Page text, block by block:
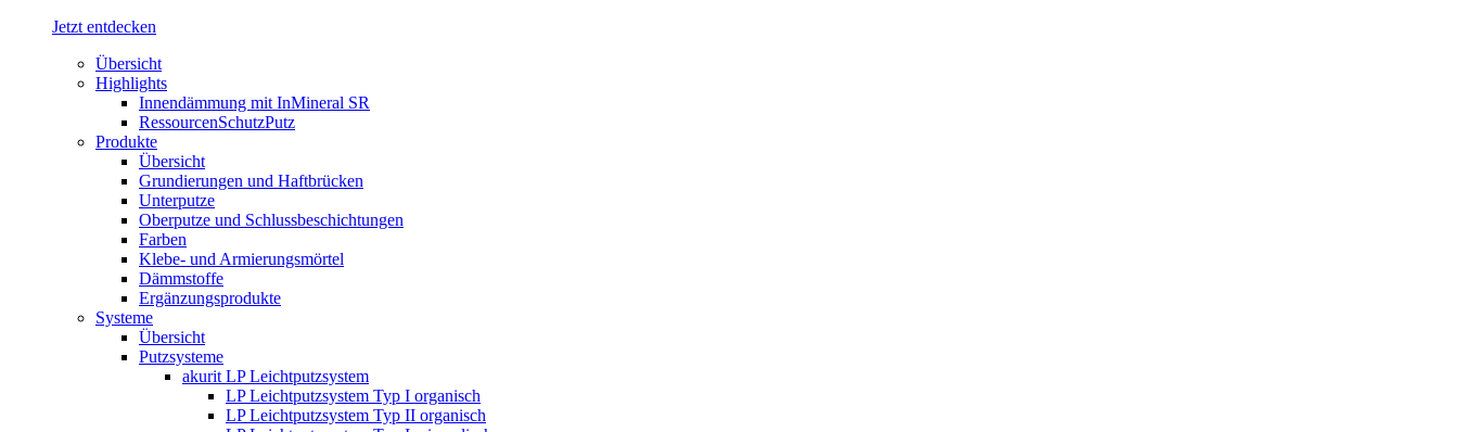
Jetzt entdecken
Übersicht
Highlights
Innendämmung mit InMineral SR
RessourcenSchutzPutz
Produkte
Übersicht
Grundierungen und Haftbrücken
Unterputze
Oberputze und Schlussbeschichtungen
Farben
Klebe- und Armierungsmörtel
Dämmstoffe
Ergänzungsprodukte
Systeme
Übersicht
Putzsysteme
akurit LP Leichtputzsystem
LP Leichtputzsystem Typ I organisch
LP Leichtputzsystem Typ II organisch